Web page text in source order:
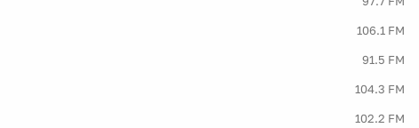
106.1 FM
91.5 FM
104.3 FM
102.2 FM